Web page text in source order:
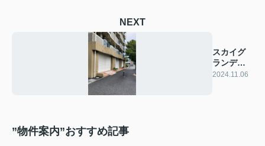
NEXT
スカイグ
ランデの
ご案内
2024.11.06
”物件案内”おすすめ記事